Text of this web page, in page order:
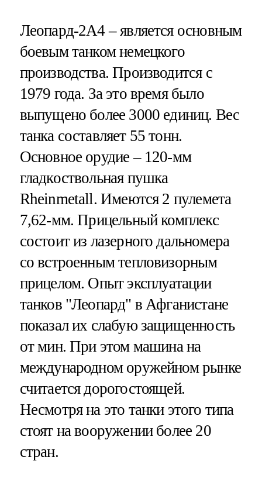
Леопард-2А4 – является основным
боевым танком немецкого
производства. Производится с
1979 года. За это время было
выпущено более 3000 единиц. Вес
танка составляет 55 тонн.
Основное орудие – 120-мм
гладкоствольная пушка
Rheinmetall. Имеются 2 пулемета
7,62-мм. Прицельный комплекс
состоит из лазерного дальномера
со встроенным тепловизорным
прицелом. Опыт эксплуатации
танков "Леопард" в Афганистане
показал их слабую защищенность
от мин. При этом машина на
международном оружейном рынке
считается дорогостоящей.
Несмотря на это танки этого типа
стоят на вооружении более 20
стран.